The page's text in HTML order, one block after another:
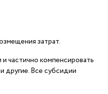
затрат.
частично компенсировать
другие. Все субсидии